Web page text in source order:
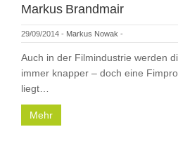
Markus Brandmair
29/09/2014 - Markus Nowak -
Auch in der Filmindustrie werden
immer knapper – doch eine
liegt…
Mehr